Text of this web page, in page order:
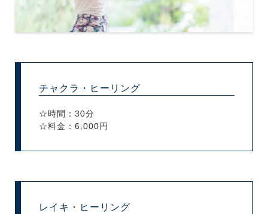
チャクラ・ヒーリング
☆時間：30分
☆料金：6,000円
レイキ・ヒーリング